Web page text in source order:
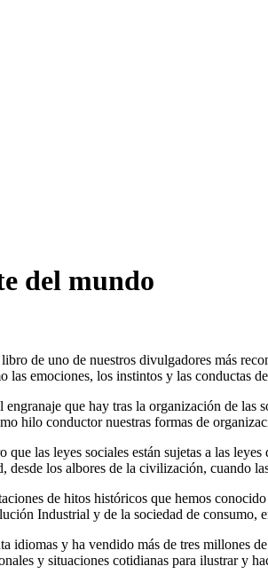
del mundo
de uno de nuestros divulgadores más
las emociones, los instintos y las conductas
engranaje que hay tras la organización de las
hilo conductor nuestras formas de
que las leyes sociales están sujetas a las
desde los albores de la civilización, cuando
de hitos históricos que hemos
Industrial y de la sociedad de consumo,
idiomas y ha vendido más de tres
y situaciones cotidianas para ilustrar y